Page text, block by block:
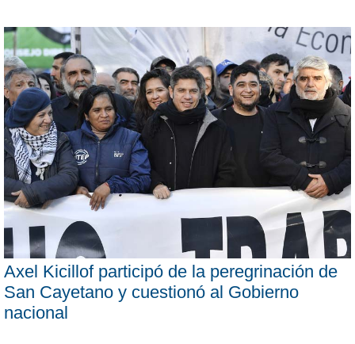
Axel Kicillof participó de la peregrinación de
San Cayetano y cuestionó al Gobierno
nacional